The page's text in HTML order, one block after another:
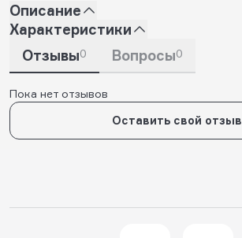
Описание
Характеристики
Отзывы0 Вопросы0
Пока нет отзывов
Оставить свой отзыв